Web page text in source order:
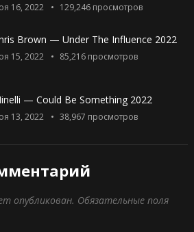
16, 2022 129,246просмотров
Brown — Under The Influence 2022
15, 2022 85,216просмотров
— Could Be Something 2022
13, 2022 38,967 просмотров
опубликован. Обязательные поля